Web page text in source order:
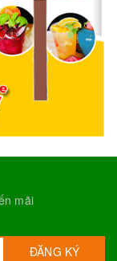
mãi
ĐĂNG KÝ